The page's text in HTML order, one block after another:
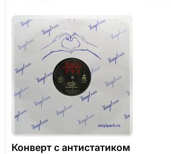
Конверт с антистатиком